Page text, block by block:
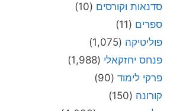
סדנאות וקורסים (10)
ספרים (11)
פוליטיקה (1,075)
פנחס יחזקאלי (1,988)
פרקי לימוד (90)
קורונה (150)